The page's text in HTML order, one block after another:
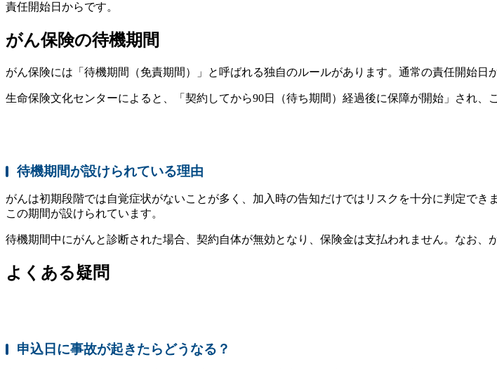
責任開始日からです。
がん保険の待機期間
がん保険には「待機期間（免責期間）」と呼ばれる独自のルールがあります。通常の責任開始日
生命保険文化センターによると、「契約してから90日（待ち期間）経過後に保障が開始」され、
待機期間が設けられている理由
がんは初期段階では自覚症状がないことが多く、加入時の告知だけではリスクを十分に判定で
この期間が設けられています。
待機期間中にがんと診断された場合、契約自体が無効となり、保険金は支払われません。なお
よくある疑問
申込日に事故が起きたらどうなる？